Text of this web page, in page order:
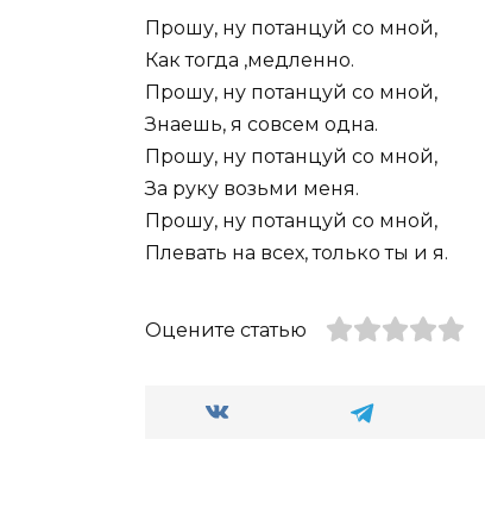
Прошу, ну потанцуй со мной,
Как тогда ,медленно.
Прошу, ну потанцуй со мной,
Знаешь, я совсем одна.
Прошу, ну потанцуй со мной,
За руку возьми меня.
Прошу, ну потанцуй со мной,
Плевать на всех, только ты и я.
Оцените статью